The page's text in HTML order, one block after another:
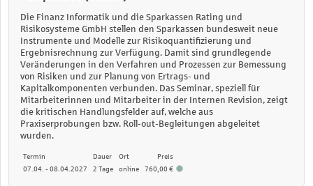
Die Finanz Informatik und die Sparkassen Rating und
Risikosysteme GmbH stellen den Sparkassen bundesweit neue
Instrumente und Modelle zur Risikoquantifizierung und
Ergebnisrechnung zur Verfügung. Damit sind grundlegende
Veränderungen in den Verfahren und Prozessen zur Bemessung
von Risiken und zur Planung von Ertrags- und
Kapitalkomponenten verbunden. Das Seminar, speziell für
Mitarbeiterinnen und Mitarbeiter in der Internen Revision, zeigt
die kritischen Handlungsfelder auf, welche aus
Praxiserprobungen bzw. Roll-out-Begleitungen abgeleitet
wurden.
Termin Dauer Ort
Preis
07.04. - 08.04.2027
2 Tage online 760,00 €